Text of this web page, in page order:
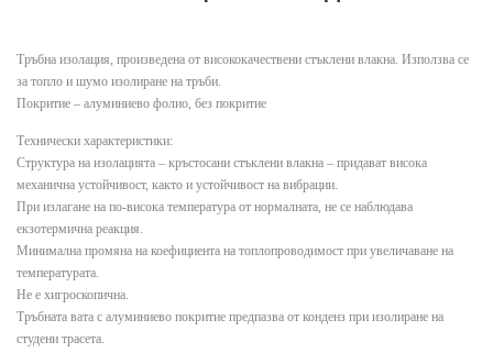
Тръбна изолация, произведена от висококачествени стъклени влакна. Използва се
за топло и шумо изолиране на тръби.
Покритие – алуминиево фолио, без покритие
Технически характеристики:
Структура на изолацията – кръстосани стъклени влакна – придават висока
механична устойчивост, както и устойчивост на вибрации.
При излагане на по-висока температура от нормалната, не се наблюдава
екзотермична реакция.
Минимална промяна на коефициента на топлопроводимост при увеличаване на
температурата.
Не е хигроскопична.
Тръбната вата с алуминиево покритие предпазва от конденз при изолиране на
студени трасета.